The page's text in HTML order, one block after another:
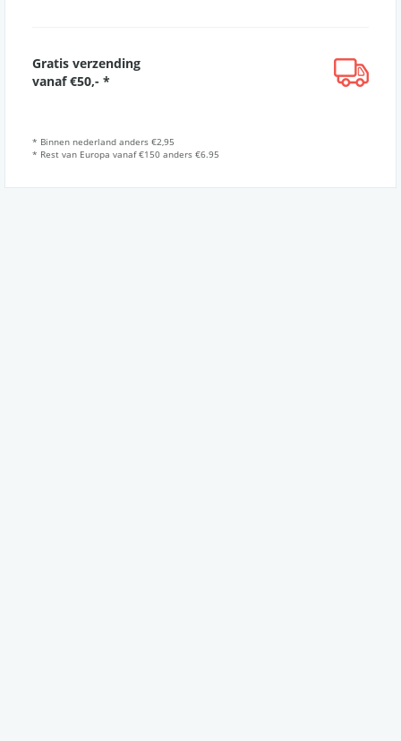
Gratis verzending
vanaf €50,- *
* Binnen nederland anders €2,95
* Rest van Europa vanaf €150 anders €6.95